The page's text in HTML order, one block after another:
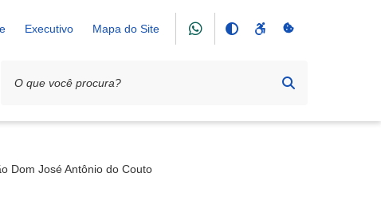
Executivo Mapa do Site
Dom José Antônio do Couto